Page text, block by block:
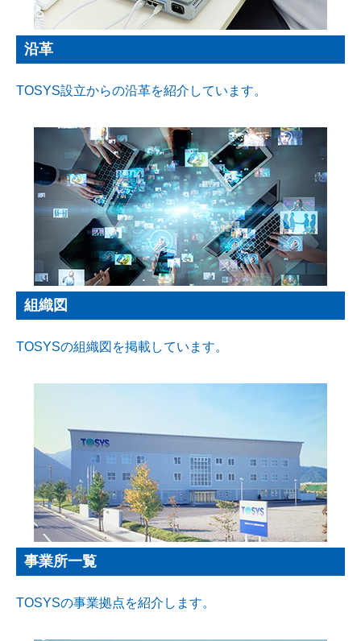
沿革
TOSYS設立からの沿革を紹介しています。
組織図
TOSYSの組織図を掲載しています。
事業所一覧
TOSYSの事業拠点を紹介します。